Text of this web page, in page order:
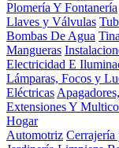
Plomería Y Fontanería
Llaves y Válvulas
Bombas De Agua
Mangueras
Electricidad E
Lámparas, Focos y
Eléctricas
Extensiones Y
Hogar
Automotriz Cerrajería